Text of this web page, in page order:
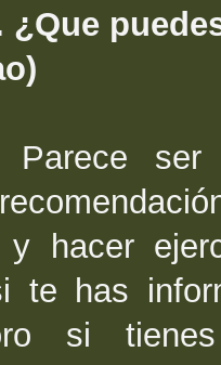
¿Que
Parece ser
y hacer
te has
si